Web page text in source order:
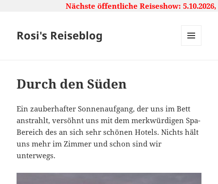
Nächste öffentliche Reiseshow: 5.10.2026,
Rosi's Reiseblog
Durch den Süden
Ein zauberhafter Sonnenaufgang, der uns im Bett
anstrahlt, versöhnt uns mit dem merkwürdigen Spa-
Bereich des an sich sehr schönen Hotels. Nichts hält
uns mehr im Zimmer und schon sind wir
unterwegs.